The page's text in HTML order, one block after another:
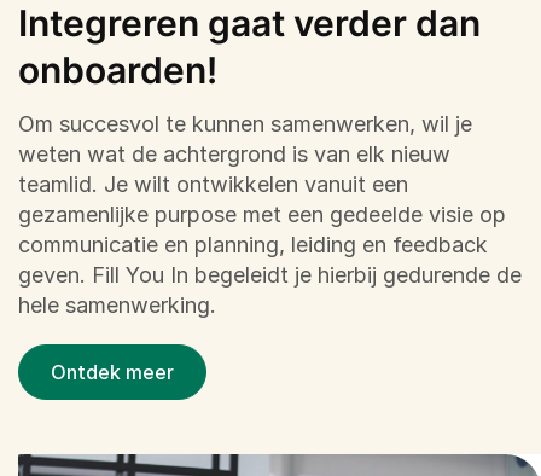
Integreren gaat verder dan
onboarden!
Om succesvol te kunnen samenwerken, wil je
weten wat de achtergrond is van elk nieuw
teamlid. Je wilt ontwikkelen vanuit een
gezamenlijke purpose met een gedeelde visie op
communicatie en planning, leiding en feedback
geven. Fill You In begeleidt je hierbij gedurende de
hele samenwerking.
Ontdek meer